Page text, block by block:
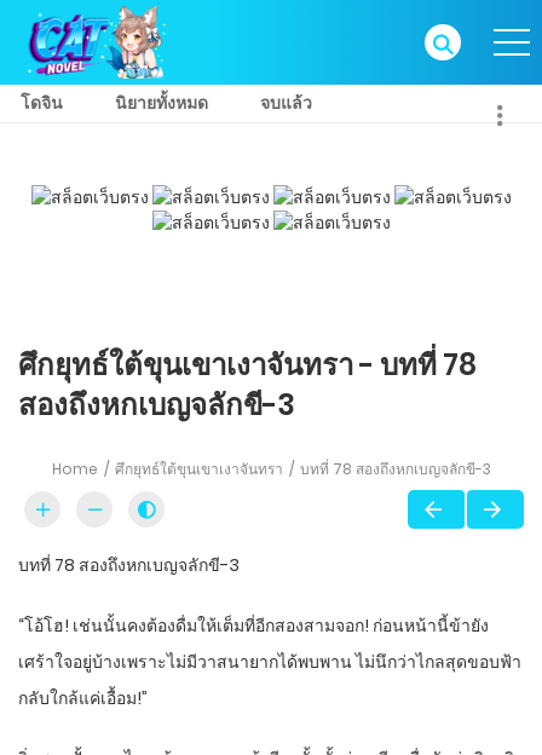
โดจิน นิยายทั้งหมด จบแล้ว
ศึกยุทธ์ใต้ขุนเขาเงาจันทรา - บทที่ 78
สองถึงหกเบญจลักขี-3
Home ศึกยุทธ์ใต้ขุนเขาเงาจันทรา บทที่ 78 สองถึงหกเบญจลักขี-3
บทที่ 78 สองถึงหกเบญจลักขี-3
“โอ้โฮ! เช่นนั้นคงต้องดื่มให้เต็มที่อีกสองสามจอก! ก่อนหน้านี้ข้ายัง
เศร้าใจอยู่บ้างเพราะไม่มีวาสนายากได้พบพาน ไม่นึกว่าไกลสุดขอบฟ้า
กลับใกล้แค่เอื้อม!”